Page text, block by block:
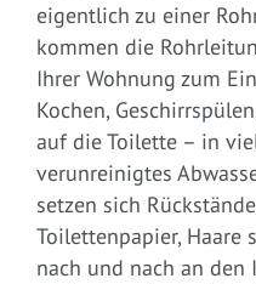
eigentlich zu einer
kommen die
Ihrer Wohnung zum
Kochen,
auf die Toilette – in
verunreinigtes
setzen sich
Toilettenpapier, Haare
nach und nach an den